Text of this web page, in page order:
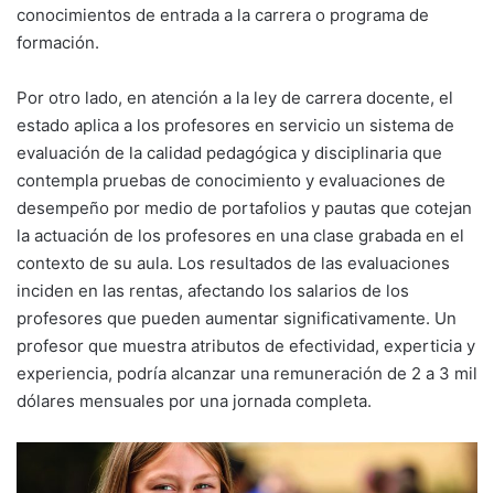
conocimientos de entrada a la carrera o programa de
formación.
Por otro lado, en atención a la ley de carrera docente, el
estado aplica a los profesores en servicio un sistema de
evaluación de la calidad pedagógica y disciplinaria que
contempla pruebas de conocimiento y evaluaciones de
desempeño por medio de portafolios y pautas que cotejan
la actuación de los profesores en una clase grabada en el
contexto de su aula. Los resultados de las evaluaciones
inciden en las rentas, afectando los salarios de los
profesores que pueden aumentar significativamente. Un
profesor que muestra atributos de efectividad, experticia y
experiencia, podría alcanzar una remuneración de 2 a 3 mil
dólares mensuales por una jornada completa.